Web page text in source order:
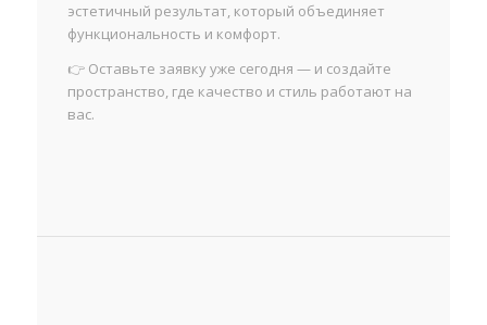
эстетичный результат, который объединяет
функциональность и комфорт.
👉 Оставьте заявку уже сегодня — и создайте
пространство, где качество и стиль работают на
вас.